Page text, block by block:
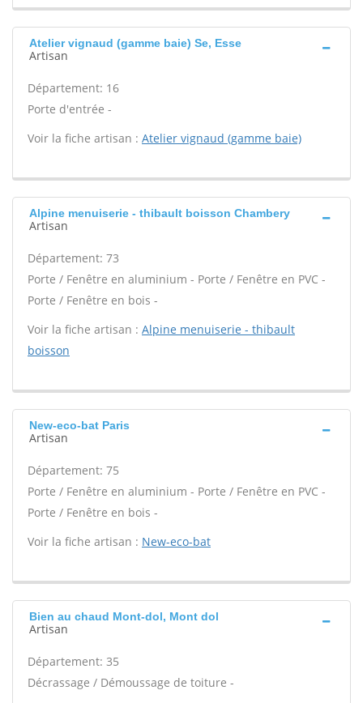
Atelier vignaud (gamme baie) Se, Esse
Artisan
Département: 16
Porte d'entrée -
Voir la fiche artisan : Atelier vignaud (gamme baie)
Alpine menuiserie - thibault boisson Chambery
Artisan
Département: 73
Porte / Fenêtre en aluminium - Porte / Fenêtre en PVC -
Porte / Fenêtre en bois -
Voir la fiche artisan : Alpine menuiserie - thibault
boisson
New-eco-bat Paris
Artisan
Département: 75
Porte / Fenêtre en aluminium - Porte / Fenêtre en PVC -
Porte / Fenêtre en bois -
Voir la fiche artisan : New-eco-bat
Bien au chaud Mont-dol, Mont dol
Artisan
Département: 35
Décrassage / Démoussage de toiture -